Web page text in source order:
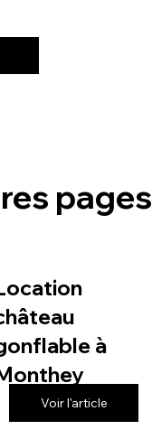
pages
à
Voir l'article